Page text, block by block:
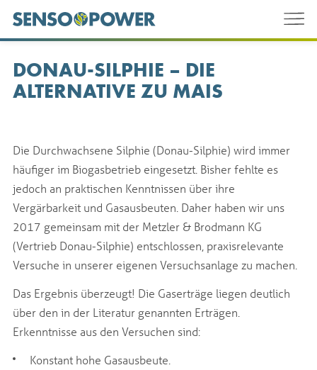
DONAU-SILPHIE – DIE
ALTERNATIVE ZU MAIS
Die Durchwachsene Silphie (Donau-Silphie) wird immer
häufiger im Biogasbetrieb eingesetzt. Bisher fehlte es
jedoch an praktischen Kenntnissen über ihre
Vergärbarkeit und Gasausbeuten. Daher haben wir uns
2017 gemeinsam mit der Metzler & Brodmann KG
(Vertrieb Donau-Silphie) entschlossen, praxisrelevante
Versuche in unserer eigenen Versuchsanlage zu machen.
Das Ergebnis überzeugt! Die Gaserträge liegen deutlich
über den in der Literatur genannten Erträgen.
Erkenntnisse aus den Versuchen sind:
Konstant hohe Gasausbeute.